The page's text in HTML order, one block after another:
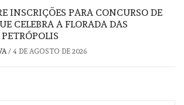
INSCRIÇÕES PARA CONCURSO DE
CELEBRA A FLORADA DAS
/ 4 DE AGOSTO DE 2026